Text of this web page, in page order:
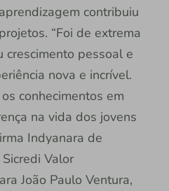
contribuiu
“Foi de extrema
crescimento pessoal e
nova e incrível.
conhecimentos em
na vida dos jovens
Indyanara de
Valor
João Paulo Ventura,